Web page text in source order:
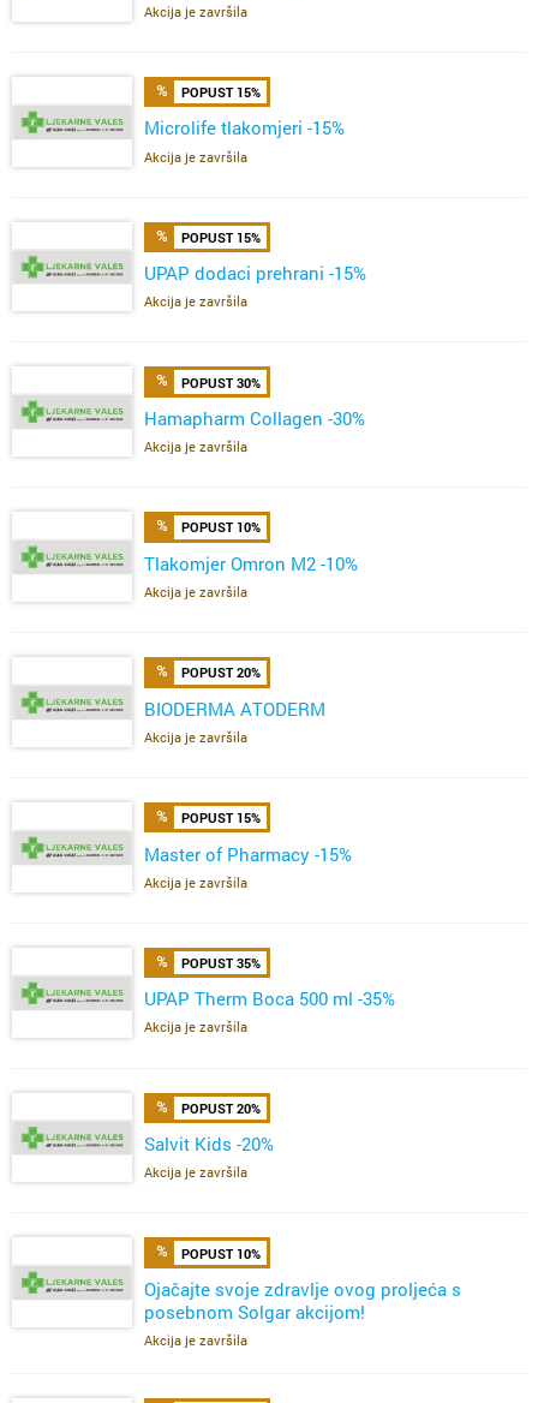
Akcija je završila
POPUST 15%
Microlife tlakomjeri -15%
Akcija je završila
POPUST 15%
UPAP dodaci prehrani -15%
Akcija je završila
POPUST 30%
Hamapharm Collagen -30%
Akcija je završila
POPUST 10%
Tlakomjer Omron M2 -10%
Akcija je završila
POPUST 20%
BIODERMA ATODERM
Akcija je završila
POPUST 15%
Master of Pharmacy -15%
Akcija je završila
POPUST 35%
UPAP Therm Boca 500 ml -35%
Akcija je završila
POPUST 20%
Salvit Kids -20%
Akcija je završila
POPUST 10%
Ojačajte svoje zdravlje ovog proljeća s
posebnom Solgar akcijom!
Akcija je završila